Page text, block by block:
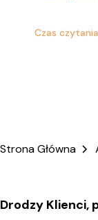
Czas
Strona Główna
Drodzy Klienci,